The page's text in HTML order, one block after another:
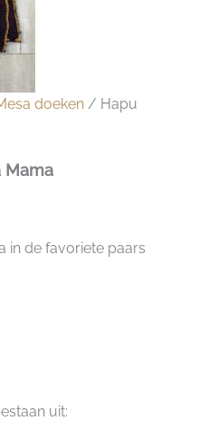
doeken / Hapu
Mama
in de favoriete paars
uit: